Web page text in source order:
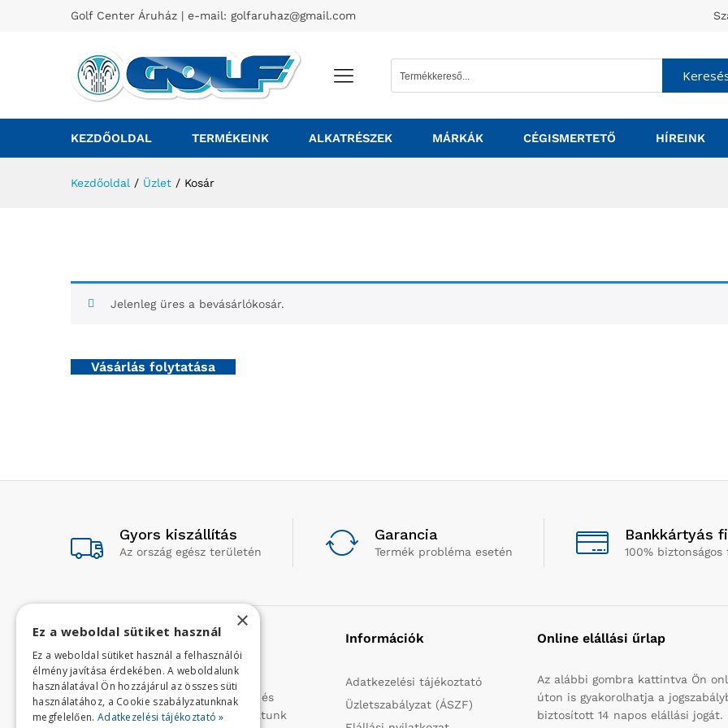
Golf Center Áruház | e-mail: golfaruhaz@gmail.com
KEZDŐOLDAL TERMÉKEINK ALKATRÉSZEK MÁRKÁK CÉGISMERTETŐ HÍREINK
Kezdőoldal / Üzlet / Kosár
Jelenleg üres a bevásárlókosár.
Vásárlás folytatása
Gyors kiszállítás
Az ország egész területén
Garancia
Termék probléma esetén
Bankkártyás
100% biztonságos
Rólunk
Profilunk a mezőgazdasági, kerti
kisgépek és egyéb iparcikkek kis- és
nagykereskedelme. 1991 óta folytatunk
Információk
Adatkezelési tájékoztató
Üzletszabályzat (ÁSZF)
Online elállási űrlap
Az alábbi gombra kattintva Ön
úton is gyakorolhatja a
biztosított 14 napos elállási jogát.
×
Ez a weboldal sütiket használ
Ez a weboldal sütiket használ a felhasználói
élmény javítása érdekében. A weboldalunk
használatával Ön hozzájárul az összes süti
használatához, a Cookie szabályzatunknak
megfelelően. Adatkezelési tájékoztató »